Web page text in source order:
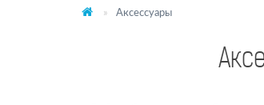
Аксессуары